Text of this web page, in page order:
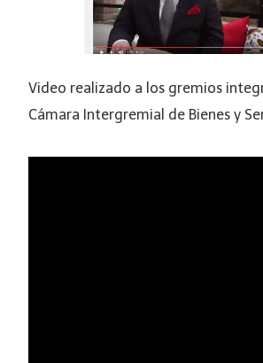
Video realizado a los gremios
Cámara Intergremial de Bienes y